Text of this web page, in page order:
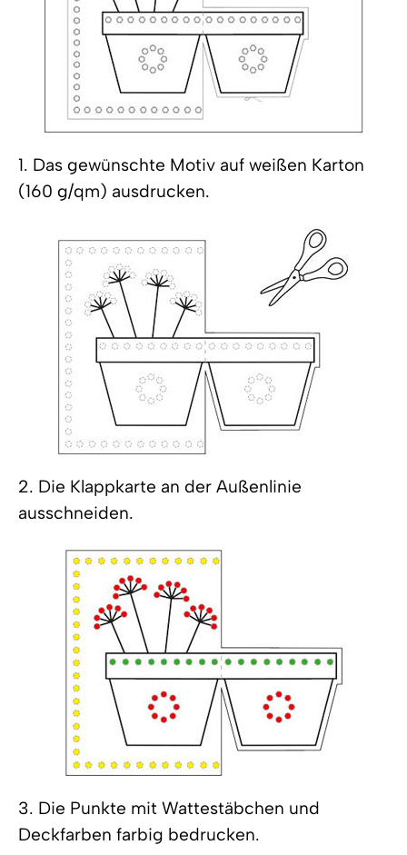
1. Das gewünschte Motiv auf weißen Karton
(160 g/qm) ausdrucken.
2. Die Klappkarte an der Außenlinie
ausschneiden.
3. Die Punkte mit Wattestäbchen und
Deckfarben farbig bedrucken.